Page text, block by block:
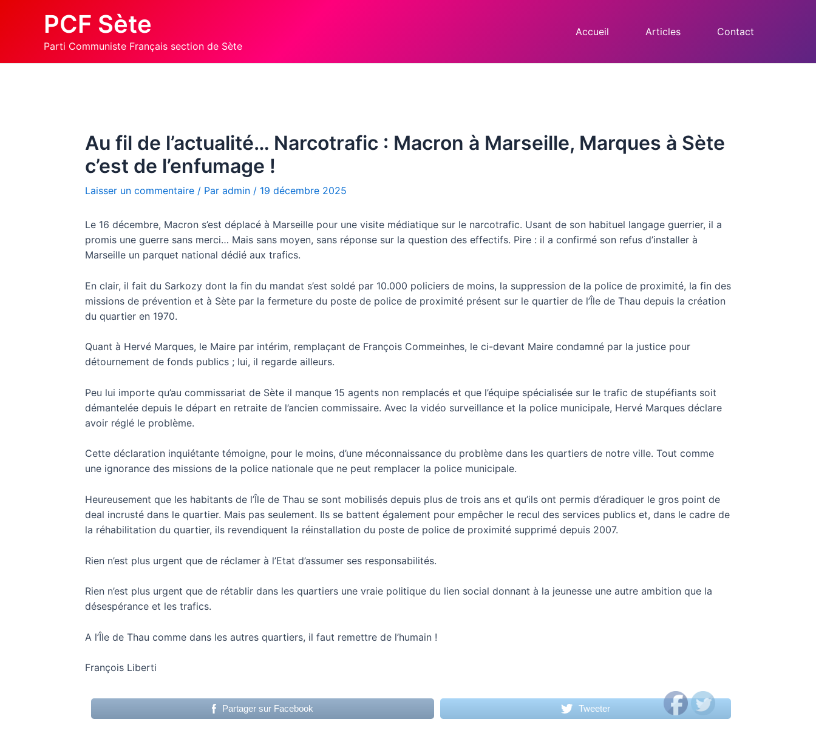
PCF Sète
Parti Communiste Français section de Sète
Accueil Articles Contact
Au fil de l’actualité… Narcotrafic : Macron à Marseille, Marques à Sète
c’est de l’enfumage !
Laisser un commentaire / Par admin / 19 décembre 2025
Le 16 décembre, Macron s’est déplacé à Marseille pour une visite médiatique sur le narcotrafic. Usant de son habituel langage guerrier, il a
promis une guerre sans merci… Mais sans moyen, sans réponse sur la question des effectifs. Pire : il a confirmé son refus d’installer à
Marseille un parquet national dédié aux trafics.
En clair, il fait du Sarkozy dont la fin du mandat s’est soldé par 10.000 policiers de moins, la suppression de la police de proximité, la fin des
missions de prévention et à Sète par la fermeture du poste de police de proximité présent sur le quartier de l’Île de Thau depuis la création
du quartier en 1970.
Quant à Hervé Marques, le Maire par intérim, remplaçant de François Commeinhes, le ci-devant Maire condamné par la justice pour
détournement de fonds publics ; lui, il regarde ailleurs.
Peu lui importe qu’au commissariat de Sète il manque 15 agents non remplacés et que l’équipe spécialisée sur le trafic de stupéfiants soit
démantelée depuis le départ en retraite de l’ancien commissaire. Avec la vidéo surveillance et la police municipale, Hervé Marques déclare
avoir réglé le problème.
Cette déclaration inquiétante témoigne, pour le moins, d’une méconnaissance du problème dans les quartiers de notre ville. Tout comme
une ignorance des missions de la police nationale que ne peut remplacer la police municipale.
Heureusement que les habitants de l’Île de Thau se sont mobilisés depuis plus de trois ans et qu’ils ont permis d’éradiquer le gros point de
deal incrusté dans le quartier. Mais pas seulement. Ils se battent également pour empêcher le recul des services publics et, dans le cadre de
la réhabilitation du quartier, ils revendiquent la réinstallation du poste de police de proximité supprimé depuis 2007.
Rien n’est plus urgent que de réclamer à l’Etat d’assumer ses responsabilités.
Rien n’est plus urgent que de rétablir dans les quartiers une vraie politique du lien social donnant à la jeunesse une autre ambition que la
désespérance et les trafics.
A l’Île de Thau comme dans les autres quartiers, il faut remettre de l’humain !
François Liberti
Partager sur Facebook Tweeter